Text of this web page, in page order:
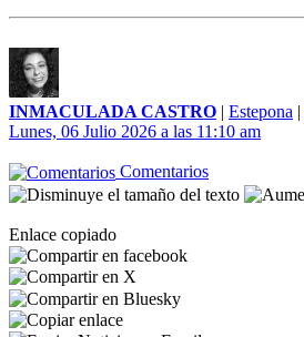
INMACULADA CASTRO | Estepona |
Lunes, 06 Julio 2026 a las 11:10 am
Comentarios
Enlace copiado